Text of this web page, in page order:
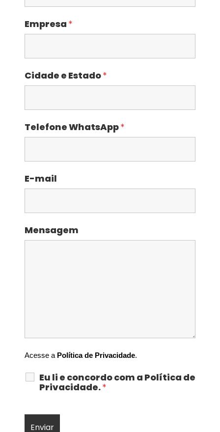
Empresa *
Cidade e Estado*
Telefone WhatsApp*
E-mail
Mensagem
Acesse a Política de Privacidade.
Eu li e concordo com a Política de
Privacidade.*